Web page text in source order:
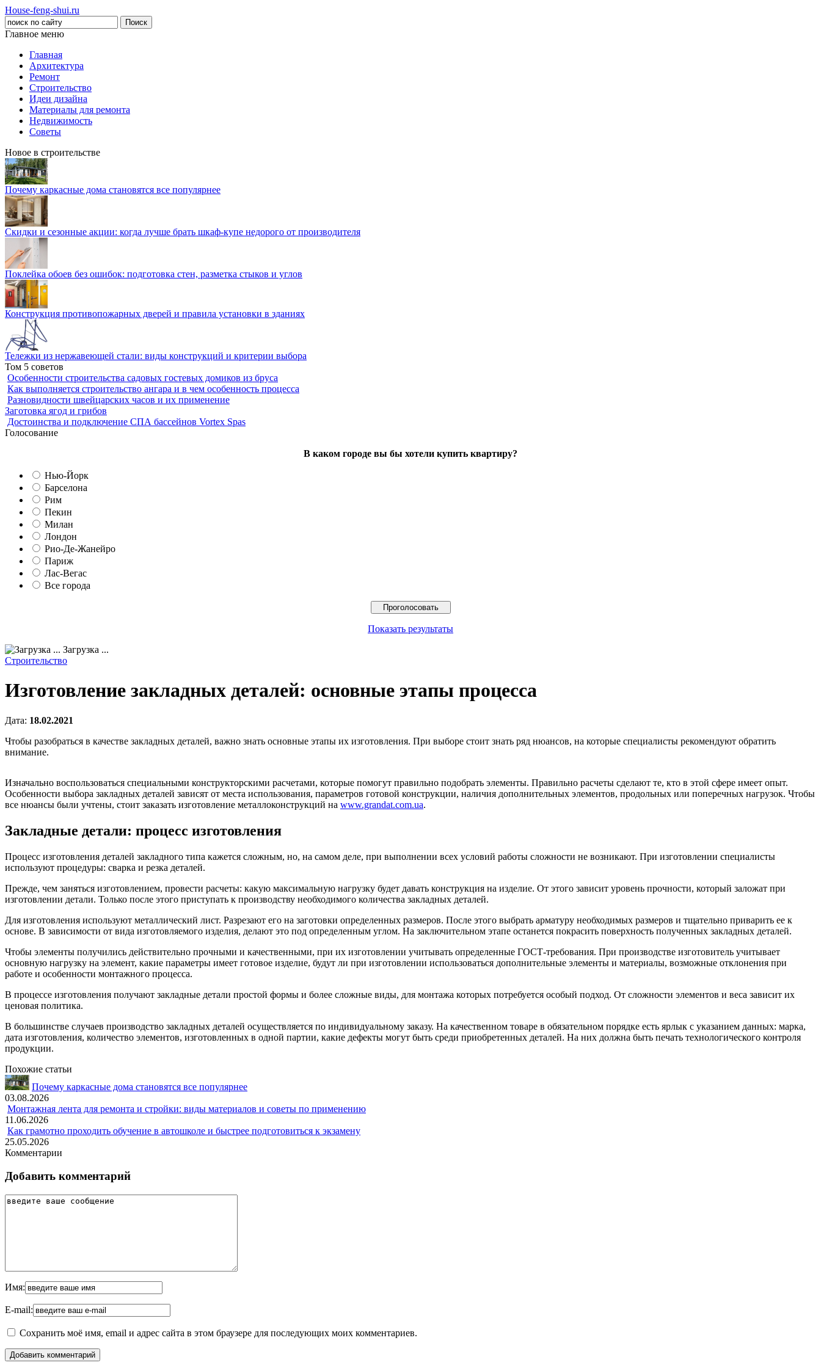
House-feng-shui.ru
Главное меню
Главная
Архитектура
Ремонт
Строительство
Идеи дизайна
Материалы для ремонта
Недвижимость
Советы
Новое в строительстве
Почему каркасные дома становятся все популярнее
Скидки и сезонные акции: когда лучше брать шкаф-купе недорого от производителя
Поклейка обоев без ошибок: подготовка стен, разметка стыков и углов
Конструкция противопожарных дверей и правила установки в зданиях
Тележки из нержавеющей стали: виды конструкций и критерии выбора
Том 5 советов
Особенности строительства садовых гостевых домиков из бруса
Как выполняется строительство ангара и в чем особенность процесса
Разновидности швейцарских часов и их применение
Заготовка ягод и грибов
Достоинства и подключение СПА бассейнов Vortex Spas
Голосование
В каком городе вы бы хотели купить квартиру?
Нью-Йорк
Барселона
Рим
Пекин
Милан
Лондон
Рио-Де-Жанейро
Париж
Лас-Вегас
Все города
Показать результаты
Загрузка ...
Строительство
Изготовление закладных деталей: основные этапы процесса
Дата: 18.02.2021
Чтобы разобраться в качестве закладных деталей, важно знать основные этапы их изготовления. При выборе стоит знать ряд нюансов, на которые специалисты рекомендуют обратить
внимание.
Изначально воспользоваться специальными конструкторскими расчетами, которые помогут правильно подобрать элементы. Правильно расчеты сделают те, кто в этой сфере имеет опыт.
Особенности выбора закладных деталей зависят от места использования, параметров готовой конструкции, наличия дополнительных элементов, продольных или поперечных нагрузок. Чтобы
все нюансы были учтены, стоит заказать изготовление металлоконструкций на www.grandat.com.ua.
Закладные детали: процесс изготовления
Процесс изготовления деталей закладного типа кажется сложным, но, на самом деле, при выполнении всех условий работы сложности не возникают. При изготовлении специалисты
используют процедуры: сварка и резка деталей.
Прежде, чем заняться изготовлением, провести расчеты: какую максимальную нагрузку будет давать конструкция на изделие. От этого зависит уровень прочности, который заложат при
изготовлении детали. Только после этого приступать к производству необходимого количества закладных деталей.
Для изготовления используют металлический лист. Разрезают его на заготовки определенных размеров. После этого выбрать арматуру необходимых размеров и тщательно приварить ее к
основе. В зависимости от вида изготовляемого изделия, делают это под определенным углом. На заключительном этапе останется покрасить поверхность полученных закладных деталей.
Чтобы элементы получились действительно прочными и качественными, при их изготовлении учитывать определенные ГОСТ-требования. При производстве изготовитель учитывает
основную нагрузку на элемент, какие параметры имеет готовое изделие, будут ли при изготовлении использоваться дополнительные элементы и материалы, возможные отклонения при
работе и особенности монтажного процесса.
В процессе изготовления получают закладные детали простой формы и более сложные виды, для монтажа которых потребуется особый подход. От сложности элементов и веса зависит их
ценовая политика.
В большинстве случаев производство закладных деталей осуществляется по индивидуальному заказу. На качественном товаре в обязательном порядке есть ярлык с указанием данных: марка,
дата изготовления, количество элементов, изготовленных в одной партии, какие дефекты могут быть среди приобретенных деталей. На них должна быть печать технологического контроля
продукции.
Похожие статьи
Почему каркасные дома становятся все популярнее
03.08.2026
Монтажная лента для ремонта и стройки: виды материалов и советы по применению
11.06.2026
Как грамотно проходить обучение в автошколе и быстрее подготовиться к экзамену
25.05.2026
Комментарии
Добавить комментарий
Имя:
E-mail:
Сохранить моё имя, email и адрес сайта в этом браузере для последующих моих комментариев.